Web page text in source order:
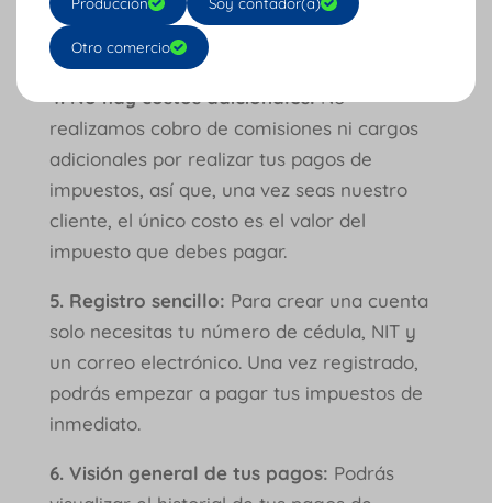
que cuentas con soporte técnico en caso de
que necesites ayuda.
4. No hay costos adicionales:No
realizamos cobro de comisiones ni cargos
adicionales por realizar tus pagos de
impuestos, así que, una vez seas nuestro
cliente, el único costo es el valor del
impuesto que debes pagar.
5. Registro sencillo: Para crear una cuenta
solo necesitas tu número de cédula, NIT y
un correo electrónico. Una vez registrado,
podrás empezar a pagar tus impuestos de
inmediato.
6. Visión general de tus pagos: Podrás
Otro comercio